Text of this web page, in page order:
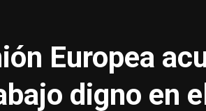
Europea
digno en